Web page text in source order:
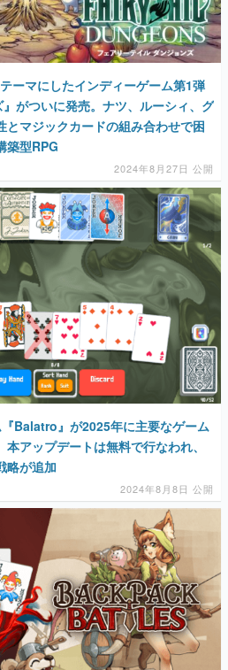
ーマにしたインディーゲーム第1弾
』がついに発売。ナツ、ルーシィ、グ
とマジックカードの組み合わせで困
築型RPG
2024年8月27日 公開
Balatro』が2025年に主要なゲーム
アップデートは無料で行なわれ、
略が追加
2024年8月8日 公開